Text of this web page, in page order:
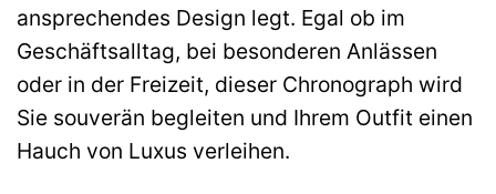
ansprechendes Design legt. Egal ob im
Geschäftsalltag, bei besonderen Anlässen
oder in der Freizeit, dieser Chronograph wird
Sie souverän begleiten und Ihrem Outfit einen
Hauch von Luxus verleihen.